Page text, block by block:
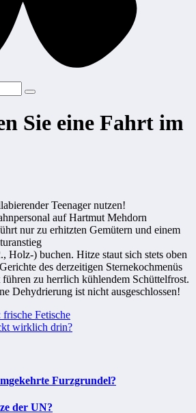
Sie eine Fahrt im
Teenager nutzen!
auf Hartmut Mehdorn
nur zu erhitzten Gemütern und einem
Holz-) buchen. Hitze staut sich stets oben
des derzeitigen Sternekochmenüs
zu herrlich kühlendem Schüttelfrost.
Dehydrierung ist nicht ausgeschlossen!
Fetische
wirklich drin?
Furzgrundel?
der UN?